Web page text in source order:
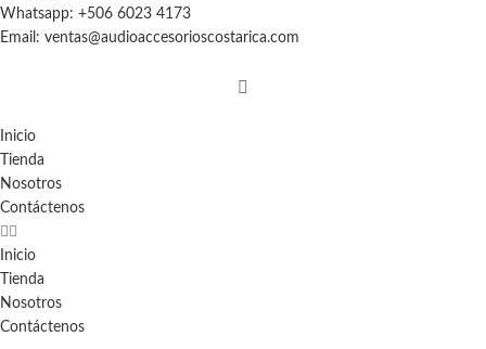
Whatsapp: +506 6023 4173
Email: ventas@audioaccesorioscostarica.com
Inicio
Tienda
Nosotros
Contáctenos
Inicio
Tienda
Nosotros
Contáctenos